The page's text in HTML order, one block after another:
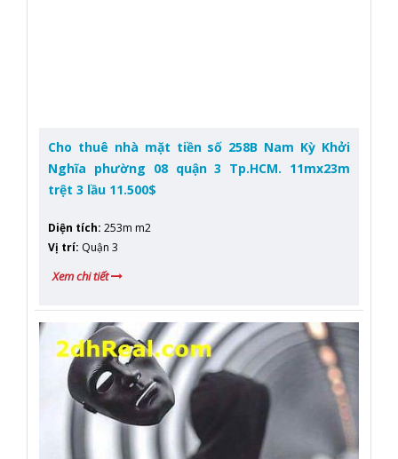
Cho thuê nhà mặt tiền số 258B Nam Kỳ Khởi
Nghĩa phường 08 quận 3 Tp.HCM. 11mx23m
trệt 3 lầu 11.500$
Diện tích: 253m m2
Vị trí: Quận 3
Xem chi tiết